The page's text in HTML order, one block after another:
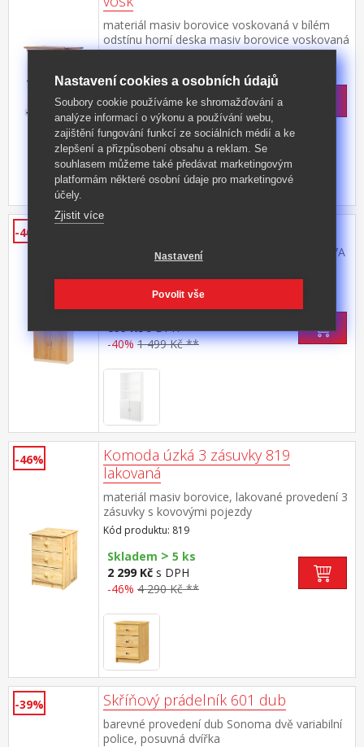
materiál masiv borovice voskovaná v bílém
odstínu horní deska masiv borovice voskovaná
v medovém odstínu 4 velké zásuvky, kovové
Skladem> 5 ks
7 999 Kčs DPH
-41% 13 790 Kč **
-40% Plné dveře 55A buk
barevné provedení buk dveře ke knihovně 57A
nebo 353A
Skladem>5 ks
899 Kčs DPH
-40% 1 499 Kč **
-46%
Komoda úzká 3 zásuvky 819
lakovaná
materiál masiv borovice, lakované provedení 3
zásuvky s kovovými pojezdy
Kód produktu: 819
Skladem > 5 ks
2 299 Kč s DPH
-46% 4 290 Kč **
-39% Skříňový prádelník 601 dub
barevné provedení dub Sonoma dvě variabilní
police, posuvná dvířka
Nastavení cookies a osobních údajů
Soubory cookie používáme ke shromažďování a
analýze informací o výkonu a používání webu,
zajištění fungování funkcí ze sociálních médií a ke
zlepšení a přizpůsobení obsahu a reklam. Se
souhlasem můžeme také předávat marketingovým
platformám některé osobní údaje pro marketingové
účely.
Zjistit více
Nastavení
Povolit vše